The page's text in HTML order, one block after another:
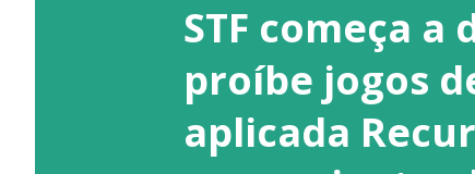
STF começa
proíbe jogos
aplicada